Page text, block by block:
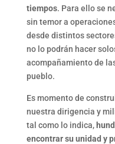
tiempos. Para ello se
sin temor a
desde distintos
no lo podrán hacer
acompañamiento de
pueblo.
Es momento de
nuestra dirigencia y
tal como lo indica,
encontrar su unidad y